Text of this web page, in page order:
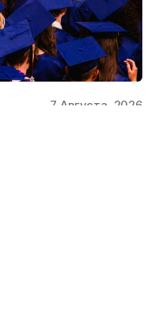
7 Августа, 2026